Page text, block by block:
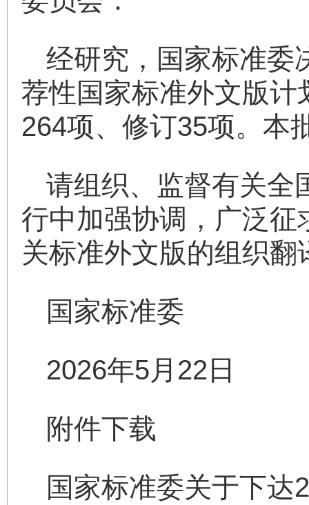
经研究，国家标准委
荐性国家标准外文版
264项、修订35项。本
请组织、监督有关全
行中加强协调，广泛
关标准外文版的组织
国家标准委
2026年5月22日
附件下载
国家标准委关于下达